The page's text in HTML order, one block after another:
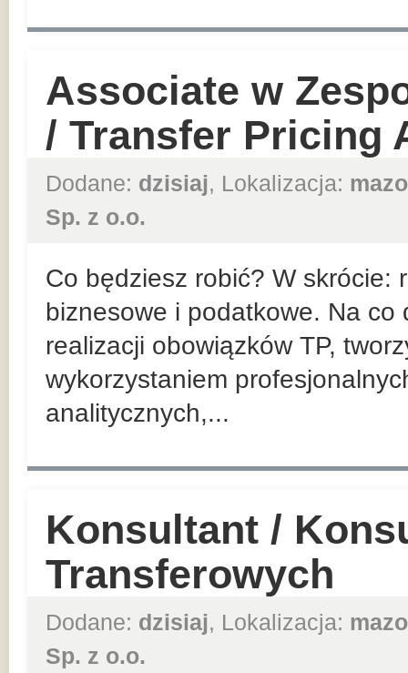
Associate w
/ Transfer Pricing
Dodane: dzisiaj, Lokalizacja:
Sp. z o.o.
Co będziesz robić? W skrócie:
biznesowe i podatkowe. Na
realizacji obowiązków TP,
wykorzystaniem
analitycznych,...
Konsultant /
Transferowych
Dodane: dzisiaj, Lokalizacja:
Sp. z o.o.